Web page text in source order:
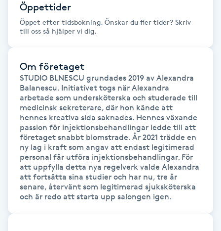
Hyaluronsyra
Hyperhidros
Hypnos
Hårborttagning
Hårbottenbehandling
Hårförlängning
Hårvård
Hälsa
Öppettider
Öppet efter tidsbokning. Önskar du fler tider? Skriv
till oss så hjälper vi dig.
Om företaget
STUDIO BLNESCU grundades 2019 av Alexandra
Balanescu. Initiativet togs när Alexandra
arbetade som undersköterska och studerade till
medicinsk sekreterare, där hon kände att
hennes kreativa sida saknades. Hennes växande
passion för injektionsbehandlingar ledde till att
företaget snabbt blomstrade. År 2021 trädde en
ny lag i kraft som angav att endast legitimerad
personal får utföra injektionsbehandlingar. För
att uppfylla detta nya regelverk valde Alexandra
att fortsätta sina studier och har nu, tre år
senare, återvänt som legitimerad sjuksköterska
och är redo att starta upp salongen igen.